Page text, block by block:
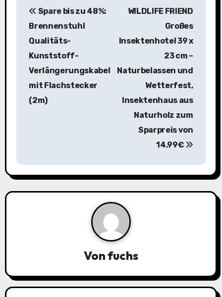
n
a
t
Spare bis zu 48%:
Brennenstuhl
Qualitäts-
Kunststoff-
Verlängerungskabel
mit Flachstecker
(2m)
WILDLIFE FRIEND
Großes
Insektenhotel 39 x
23 cm –
Naturbelassen und
Wetterfest,
Insektenhaus aus
Naturholz zum
Sparpreis von
14,99€
Vonfuchs